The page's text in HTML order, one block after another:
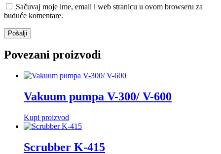
Sačuvaj moje ime, email i web stranicu u ovom browseru za
buduće komentare.
Povezani proizvodi
Vakuum pumpa V-300/ V-600
Kupi proizvod
Scrubber K-415